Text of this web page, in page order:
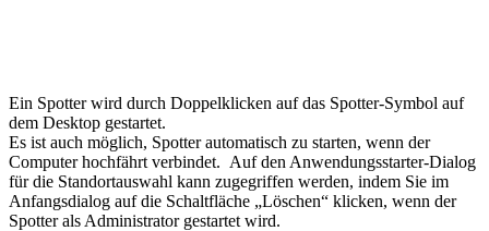
Ein Spotter wird durch Doppelklicken auf das Spotter-Symbol auf
dem Desktop gestartet.
Es ist auch möglich, Spotter automatisch zu starten, wenn der
Computer hochfährt verbindet. Auf den Anwendungsstarter-Dialog
für die Standortauswahl kann zugegriffen werden, indem Sie im
Anfangsdialog auf die Schaltfläche „Löschen“ klicken, wenn der
Spotter als Administrator gestartet wird.